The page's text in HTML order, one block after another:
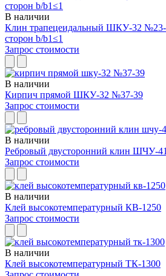
В наличии
Клин трапецеидальный ШКУ-32 №23-
сторон b/b1≤1
Запрос стоимости
В наличии
Кирпич прямой ШКУ-32 №37-39
Запрос стоимости
В наличии
Ребровый двусторонний клин ШЧУ-
Запрос стоимости
В наличии
Клей высокотемпературный КВ-1250
Запрос стоимости
В наличии
Клей высокотемпературный ТК-1300